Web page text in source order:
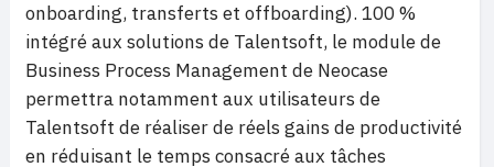
onboarding, transferts et offboarding). 100 %
intégré aux solutions de Talentsoft, le module de
Business Process Management de Neocase
permettra notamment aux utilisateurs de
Talentsoft de réaliser de réels gains de productivité
en réduisant le temps consacré aux tâches